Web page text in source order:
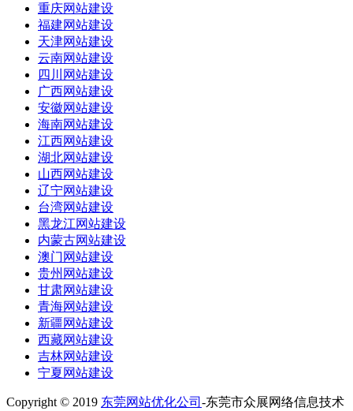
重庆网站建设
福建网站建设
天津网站建设
云南网站建设
四川网站建设
广西网站建设
安徽网站建设
海南网站建设
江西网站建设
湖北网站建设
山西网站建设
辽宁网站建设
台湾网站建设
黑龙江网站建设
内蒙古网站建设
澳门网站建设
贵州网站建设
甘肃网站建设
青海网站建设
新疆网站建设
西藏网站建设
吉林网站建设
宁夏网站建设
Copyright © 2019 东莞网站优化公司 -东莞市众展网络信息技术